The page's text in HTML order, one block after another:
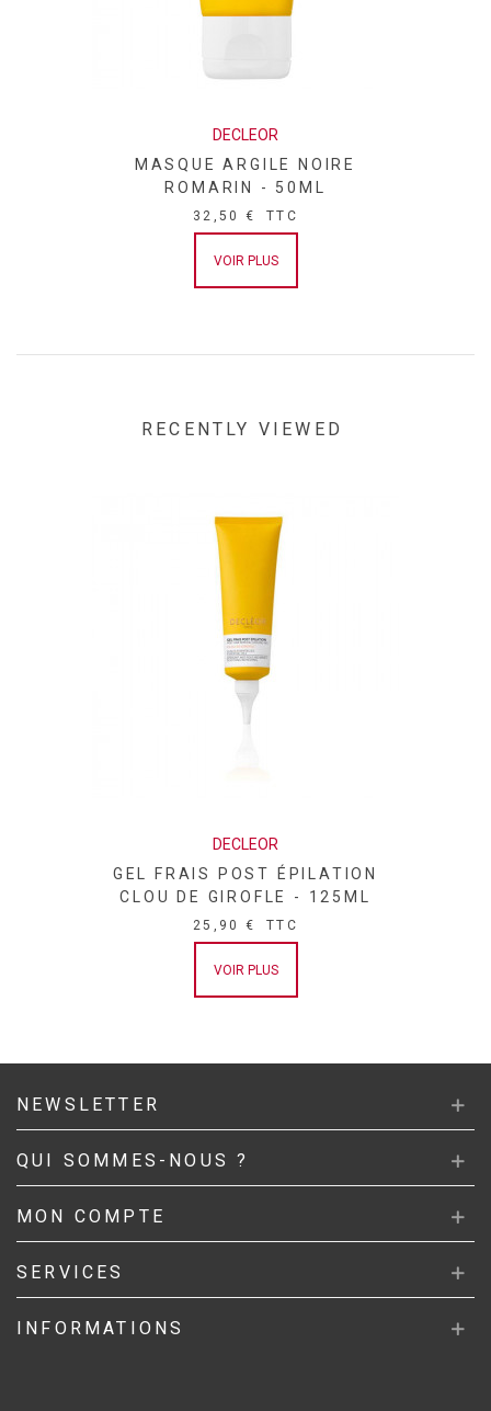
DECLEOR
MASQUE ARGILE NOIRE
ROMARIN - 50ML
32,50 € TTC
VOIR PLUS
RECENTLY VIEWED
DECLEOR
GEL FRAIS POST ÉPILATION
CLOU DE GIROFLE - 125ML
25,90 € TTC
VOIR PLUS
NEWSLETTER
QUI SOMMES-NOUS ?
MON COMPTE
SERVICES
INFORMATIONS